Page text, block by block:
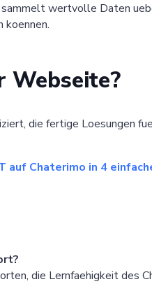
wertvolle Daten
Webseite?
die fertige Loesungen
auf Chaterimo in 4
die Lernfaehigkeit des